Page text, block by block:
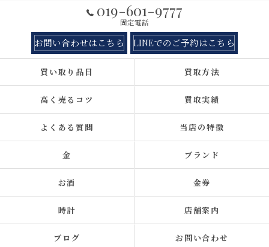
019-601-9777
固定電話
お問い合わせはこちら LINEでのご予約はこちら
買い取り品目 買取方法
高く売るコツ 買取実績
よくある質問 当店の特徴
金 ブランド
お酒 金券
時計 店舗案内
ブログ お問い合わせ